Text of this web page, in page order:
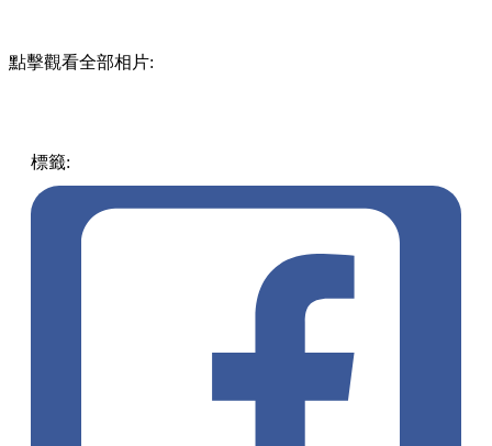
點擊觀看全部相片:
標籤: